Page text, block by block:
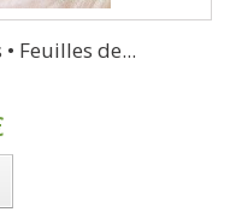
Feuilles de...